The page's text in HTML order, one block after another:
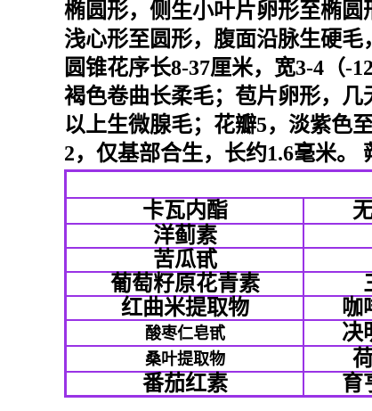
椭圆形，侧生小叶片卵形至椭圆
浅心形至圆形，腹面沿脉生硬毛
圆锥花序长8-37厘米，宽3-4（-
褐色卷曲长柔毛；苞片卵形，几
以上生微腺毛；花瓣5，淡紫色
2，仅基部合生，长约1.6毫米。
卡瓦内酯
洋蓟素
苦瓜甙
葡萄籽原花青素
红曲米提取物
咖
酸枣仁皂甙 决
桑叶提取物
番茄红素
育